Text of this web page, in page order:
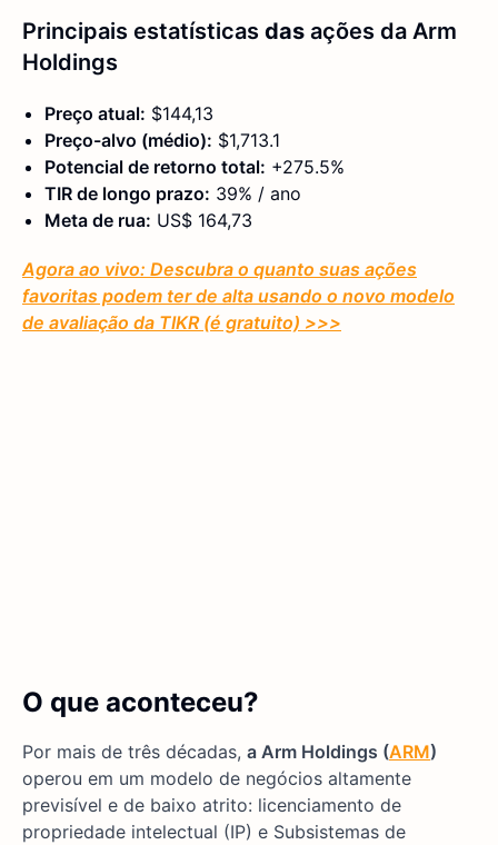
Principais estatísticas das ações da Arm
Holdings
Preço atual: $144,13
Preço-alvo (médio): $1,713.1
Potencial de retorno total: +275.5%
TIR de longo prazo: 39% / ano
Meta de rua: US$ 164,73
Agora ao vivo: Descubra o quanto suas ações
favoritas podem ter de alta usando o novo modelo
de avaliação da TIKR (é gratuito) >>>
O que aconteceu?
Por mais de três décadas, a Arm Holdings (ARM)
operou em um modelo de negócios altamente
previsível e de baixo atrito: licenciamento de
propriedade intelectual (IP) e Subsistemas de